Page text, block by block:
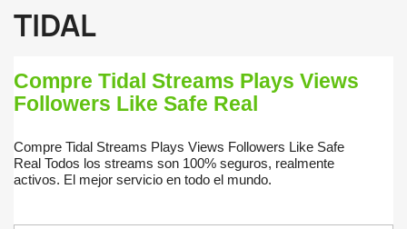
TIDAL
Compre Tidal Streams Plays Views
Followers Like Safe Real
Compre Tidal Streams Plays Views Followers Like Safe
Real Todos los streams son 100% seguros, realmente
activos. El mejor servicio en todo el mundo.